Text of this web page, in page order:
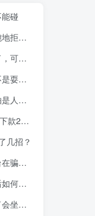
碰
绝？
贷款吗
？！
短视
元
几招？
吗？
期还款
程）